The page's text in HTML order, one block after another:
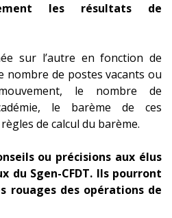
les résultats de
sur l’autre en fonction de
nombre de postes vacants ou
le nombre de
le barème de ces
de calcul du barème.
ou précisions aux élus
du Sgen-CFDT. Ils pourront
rouages des opérations de